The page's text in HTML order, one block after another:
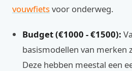
vouwfietsvoor onderweg.
Budget (€1000 - €1500):
basismodellen van merken
Deze hebben meestal een